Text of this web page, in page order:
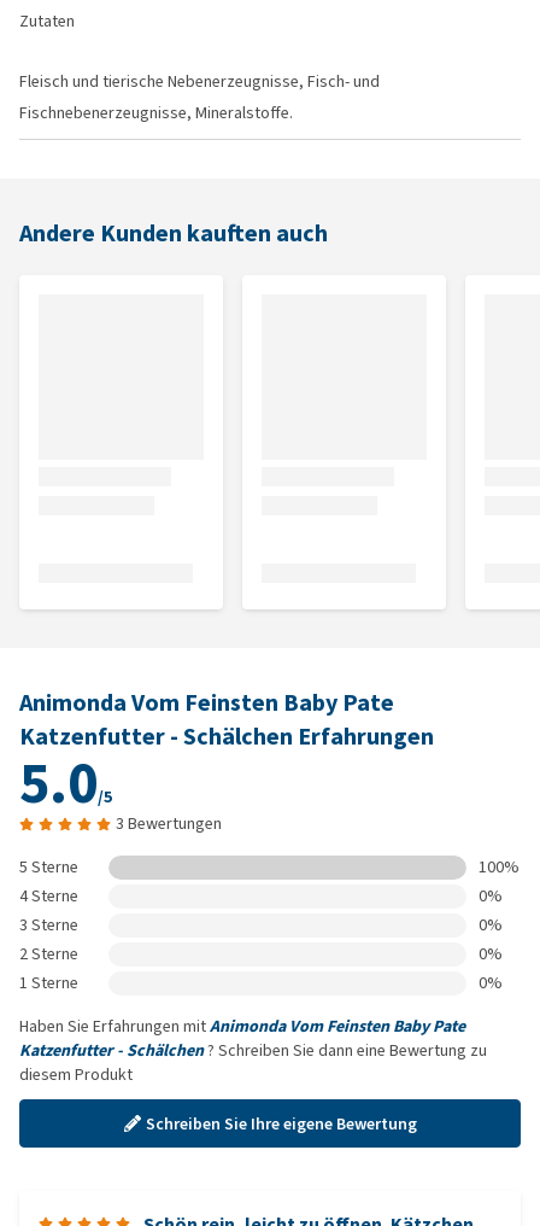
Zutaten
Fleisch und tierische Nebenerzeugnisse, Fisch- und
Fischnebenerzeugnisse, Mineralstoffe.
Andere Kunden kauften auch
Animonda Vom Feinsten Baby Pate
Katzenfutter - Schälchen Erfahrungen
5.0/5
3 Bewertungen
5 Sterne
100%
4 Sterne
0%
3 Sterne
0%
2 Sterne
0%
1 Sterne
0%
Haben Sie Erfahrungen mitAnimonda Vom Feinsten Baby Pate
Katzenfutter - Schälchen? Schreiben Sie dann eine Bewertung zu
diesem Produkt
Schreiben Sie Ihre eigene Bewertung